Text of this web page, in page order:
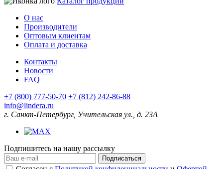
О нас
Производители
Оптовым клиентам
Оплата и доставка
Контакты
Новости
FAQ
+7 (800) 777-50-70 +7 (812) 242-86-88
info@lindera.ru
г. Санкт-Петербург, Учительская ул., д. 23А
Подпишитесь на нашу рассылку
Подписаться